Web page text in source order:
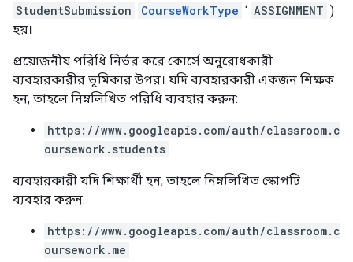
StudentSubmission
CourseWorkType ‘ ASSIGNMENT )
হয়।
প্রয়োজনীয় পরিধি নির্ভর করে কোর্সে অনুরোধকারী
ব্যবহারকারীর ভূমিকার উপর। যদি ব্যবহারকারী একজন শিক্ষক
হন, তাহলে নিম্নলিখিত পরিধি ব্যবহার করুন:
https://www.googleapis.com/auth/classroom.c
oursework.students
ব্যবহারকারী যদি শিক্ষার্থী হন, তাহলে নিম্নলিখিত স্কোপটি
ব্যবহার করুন:
https://www.googleapis.com/auth/classroom.c
oursework.me